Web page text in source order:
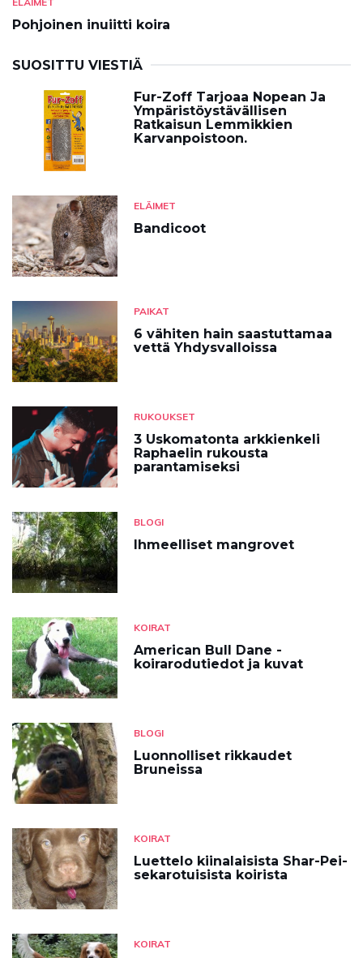
Pohjoinen inuiitti koira
SUOSITTU VIESTIÄ
Fur-Zoff Tarjoaa Nopean Ja
Ympäristöystävällisen
Ratkaisun Lemmikkien
Karvanpoistoon.
ELÄIMET
Bandicoot
PAIKAT
6 vähiten hain saastuttamaa
vettä Yhdysvalloissa
RUKOUKSET
3 Uskomatonta arkkienkeli
Raphaelin rukousta
parantamiseksi
BLOGI
Ihmeelliset mangrovet
KOIRAT
American Bull Dane -
koirarodutiedot ja kuvat
BLOGI
Luonnolliset rikkaudet
Bruneissa
KOIRAT
Luettelo kiinalaisista Shar-Pei-
sekarotuisista koirista
KOIRAT